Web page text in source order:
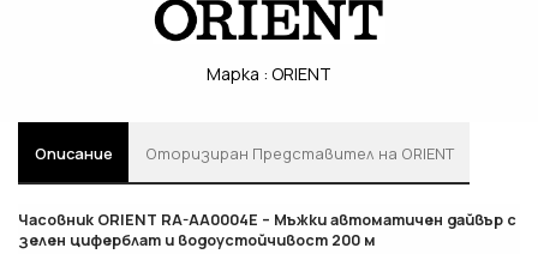
Марка : ORIENT
Описание Oторизиран Представител на ORIENT
Часовник ORIENT RA-AA0004E – Мъжки автоматичен дайвър с
зелен циферблат и водоустойчивост 200 м